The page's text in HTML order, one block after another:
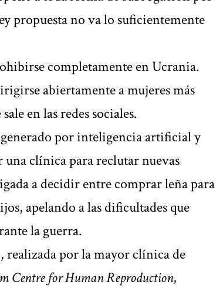
propuesta no va lo suficientemente
completamente en Ucrania.
abiertamente a mujeres más
en las redes sociales.
por inteligencia artificial y
una clínica para reclutar nuevas
a decidir entre comprar leña para
apelando a las dificultades que
la guerra.
realizada por la mayor clínica de
Centre for Human Reproduction,